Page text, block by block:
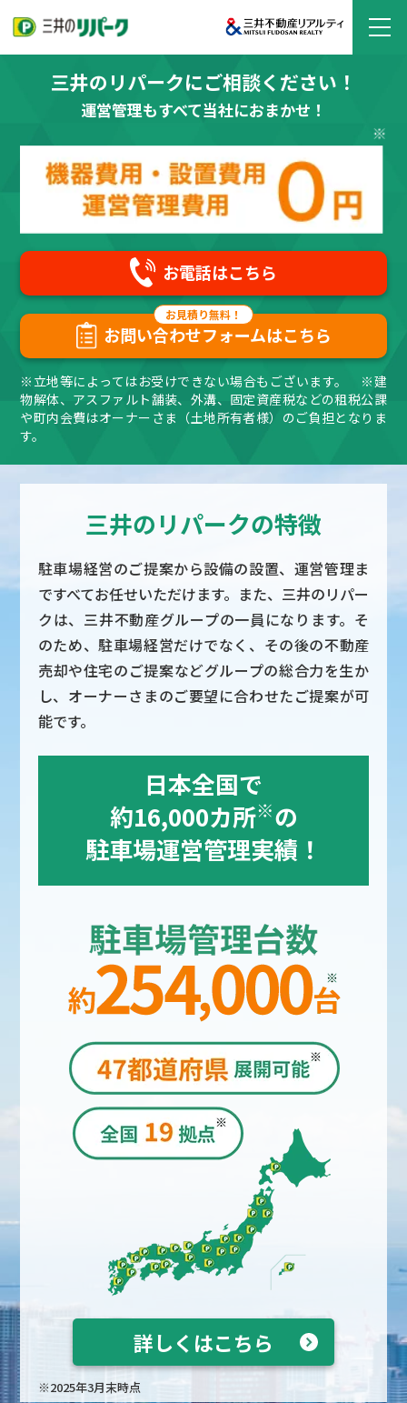
三井のリパークにご相談ください！
運営管理もすべて当社におまかせ！
お電話はこちら
お問い合わせフォームはこちら
※立地等によってはお受けできない場合もございます。 ※建
物解体、アスファルト舗装、外溝、固定資産税などの租税公課
や町内会費はオーナーさま（土地所有者様）のご負担となりま
す。
三井のリパークの特徴
駐車場経営のご提案から設備の設置、運営管理ま
ですべてお任せいただけます。また、三井のリパー
クは、三井不動産グループの一員になります。そ
のため、駐車場経営だけでなく、その後の不動産
売却や住宅のご提案などグループの総合力を生か
し、オーナーさまのご要望に合わせたご提案が可
能です。
日本全国で
約16,000カ所※の
駐車場運営管理実績！
詳しくはこちら
※2025年3月末時点